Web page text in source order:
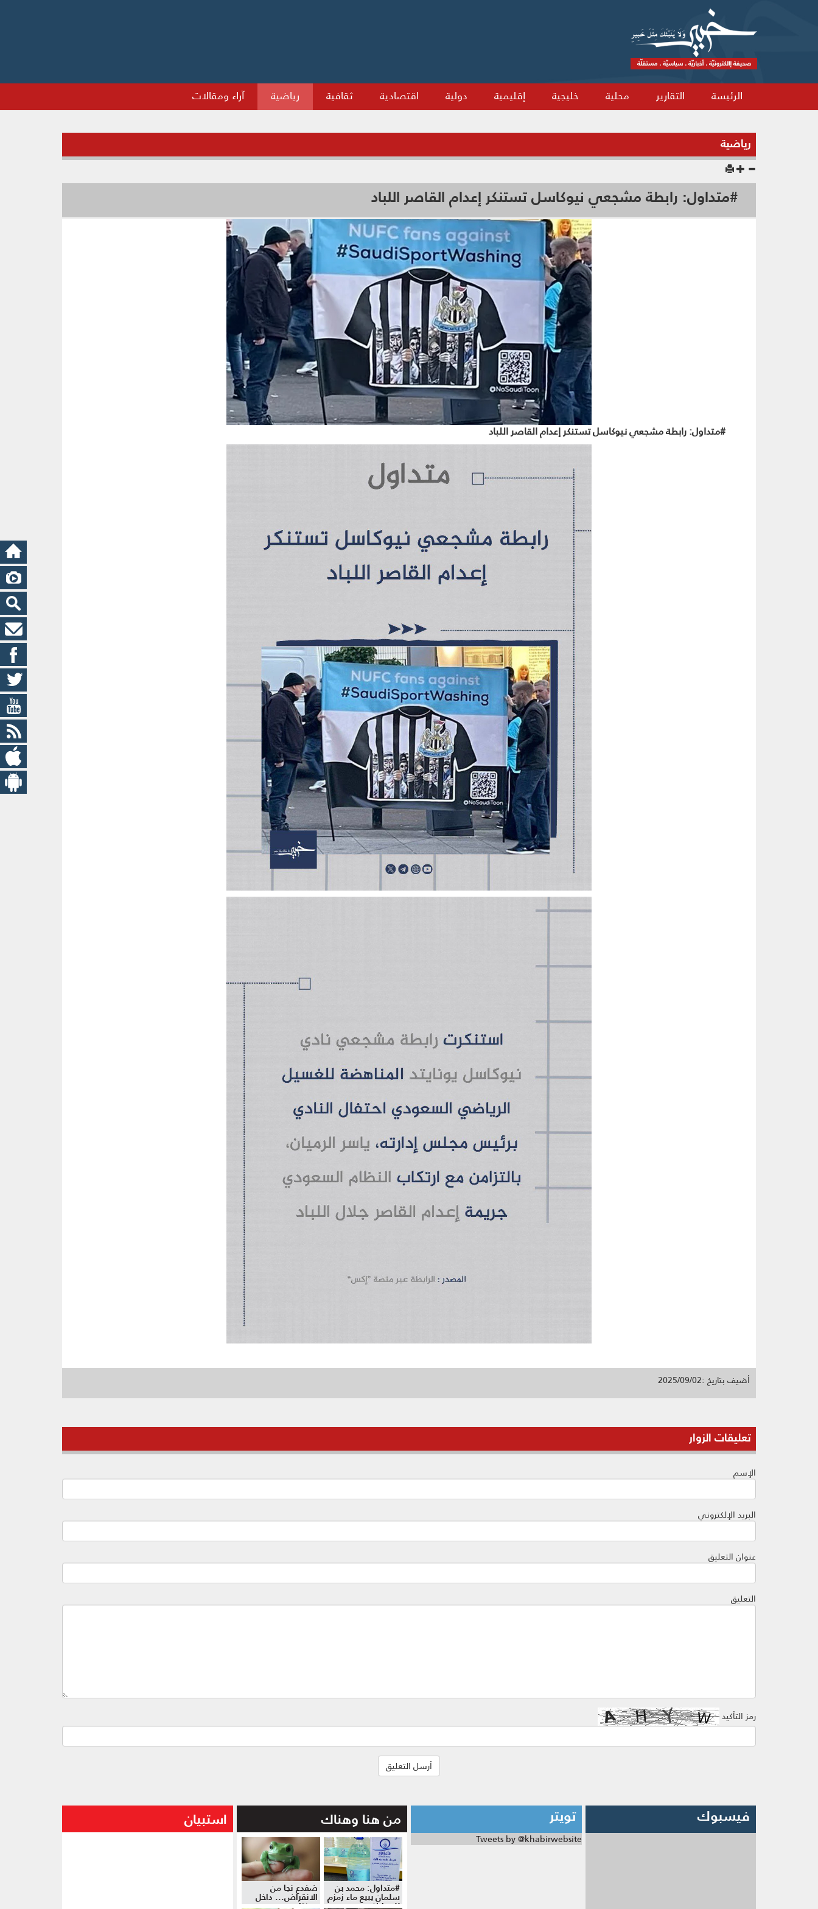
الرئيسة التقارير محلية خليجية إقليمية دولية اقتصادية ثقافية رياضية آراء ومقالات
رياضية
#متداول: رابطة مشجعي نيوكاسل تستنكر إعدام القاصر اللباد
#متداول: رابطة مشجعي نيوكاسل تستنكر إعدام القاصر اللباد
أضيف بتاريخ :2025/09/02
تعليقات الزوار
الإسم
البريد الإلكتروني
عنوان التعليق
التعليق
رمز التأكيد
فيسبوك تويتر
Tweets by @khabirwebsite
من هنا وهناك
#متداول: محمد بن
سلمان يبيع ماء زمزم
للمواطنين
ضفدع نجا من
الانقراض... داخل
موزة!
استبيان